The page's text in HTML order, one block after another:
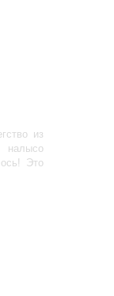
из
Это